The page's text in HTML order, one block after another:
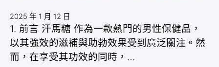
2025 年 1 月 12 日
1. 前言 汗馬糖 作為一款熱門的男性保健品，
以其強效的滋補與助勃效果受到廣泛關注。然
而，在享受其功效的同時，…